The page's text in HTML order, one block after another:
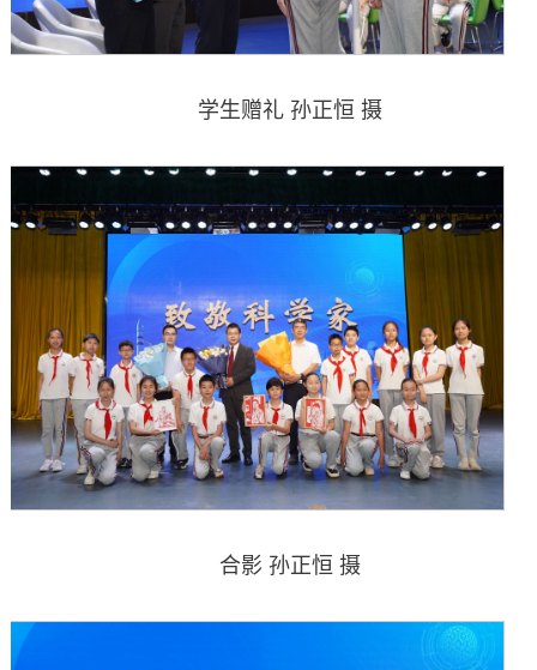
学生赠礼 孙正恒 摄
合影 孙正恒 摄